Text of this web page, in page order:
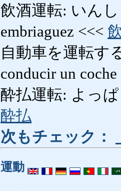
飲酒運転: いんし
embriaguez <<<
自動車を運転す
conducir un
酔払運転: よっぱ
酔払
次もチェック：
運動